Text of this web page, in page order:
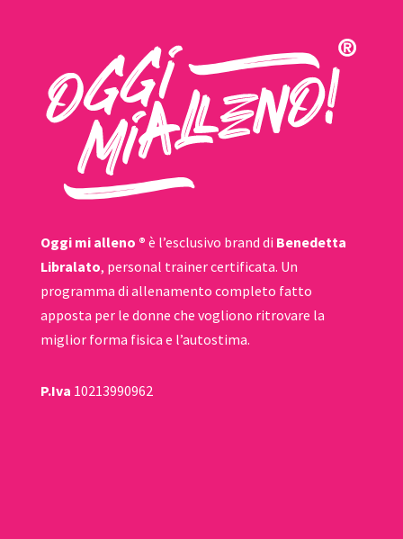
Oggi mi alleno ® è l’esclusivo brand di Benedetta
Libralato, personal trainer certificata. Un
programma di allenamento completo fatto
apposta per le donne che vogliono ritrovare la
miglior forma fisica e l’autostima.
P.Iva 10213990962